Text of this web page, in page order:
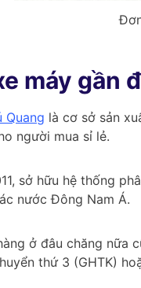
máy gần
Quang là cơ sở sản
người mua sỉ lẻ.
sở hữu hệ thống
nước Đông Nam Á.
ở đâu chăng nữa
thứ 3 (GHTK)